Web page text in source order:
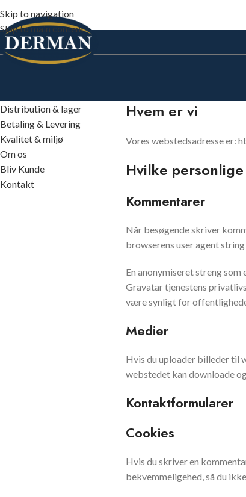
Skip to navigation
Skip to main content
Distribution & lager
Betaling & Levering
Kvalitet & miljø
Om os
Bliv Kunde
Kontakt
Hvem er vi
Vores webstedsadresse er:
Hvilke
Kommentarer
Når besøgende skriver
browserens user agent
En anonymiseret streng
Gravatar tjenestens
være synligt for
Medier
Hvis du uploader billeder til
webstedet kan downloade
Kontaktformularer
Cookies
Hvis du skriver en
bekvemmeligehed, så du